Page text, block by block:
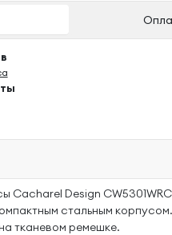
Cacharel Design
стальным
тканевом ремешке.